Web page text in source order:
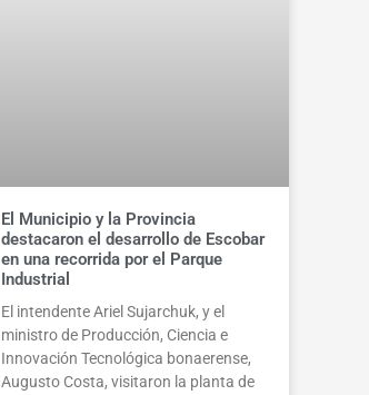
El Municipio y la Provincia
destacaron el desarrollo de Escobar
en una recorrida por el Parque
Industrial
El intendente Ariel Sujarchuk, y el
ministro de Producción, Ciencia e
Innovación Tecnológica bonaerense,
Augusto Costa, visitaron la planta de